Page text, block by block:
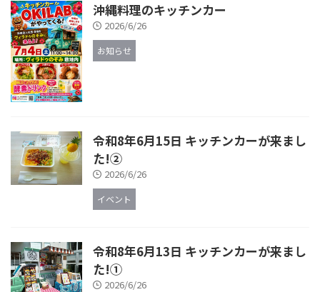
沖縄料理のキッチンカー
2026/6/26
お知らせ
令和8年6月15日 キッチンカーが来まし
た!②
2026/6/26
イベント
令和8年6月13日 キッチンカーが来まし
た!①
2026/6/26